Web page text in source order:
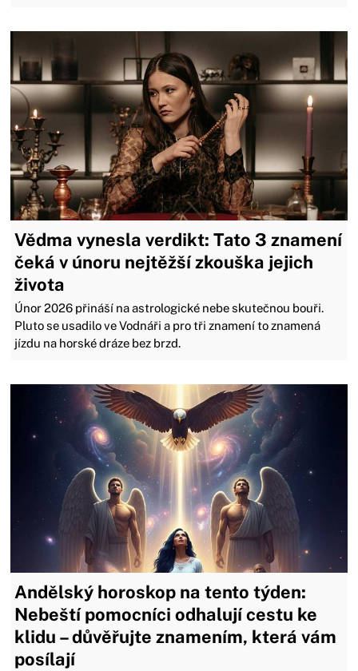
Vědma vynesla verdikt: Tato 3 znamení
čeká v únoru nejtěžší zkouška jejich
života
Únor 2026 přináší na astrologické nebe skutečnou bouři.
Pluto se usadilo ve Vodnáři a pro tři znamení to znamená
jízdu na horské dráze bez brzd.
Andělský horoskop na tento týden:
Nebeští pomocníci odhalují cestu ke
klidu – důvěřujte znamením, která vám
posílají